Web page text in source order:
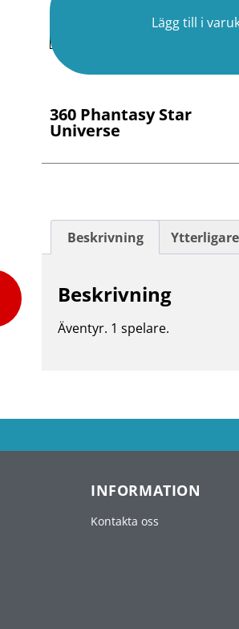
Lägg till i
360 Phantasy Star
Universe
Beskrivning
Beskrivning
Äventyr. 1 spelare.
INFORMATION
Kontakta oss